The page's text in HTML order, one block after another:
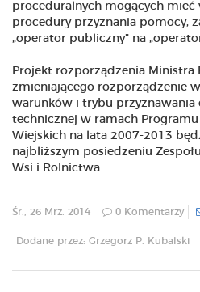
proceduralnych mogących mieć
procedury przyznania pomocy,
„operator publiczny” na
Projekt rozporządzenia Ministra
zmieniającego rozporządzenie
warunków i trybu przyznawania
technicznej w ramach
Wiejskich na lata 2007-2013
najbliższym posiedzeniu
Wsi i Rolnictwa.
Śr., 26 Mrz. 2014 0 Komentarzy
Dodane przez: Grzegorz P. Kubalski